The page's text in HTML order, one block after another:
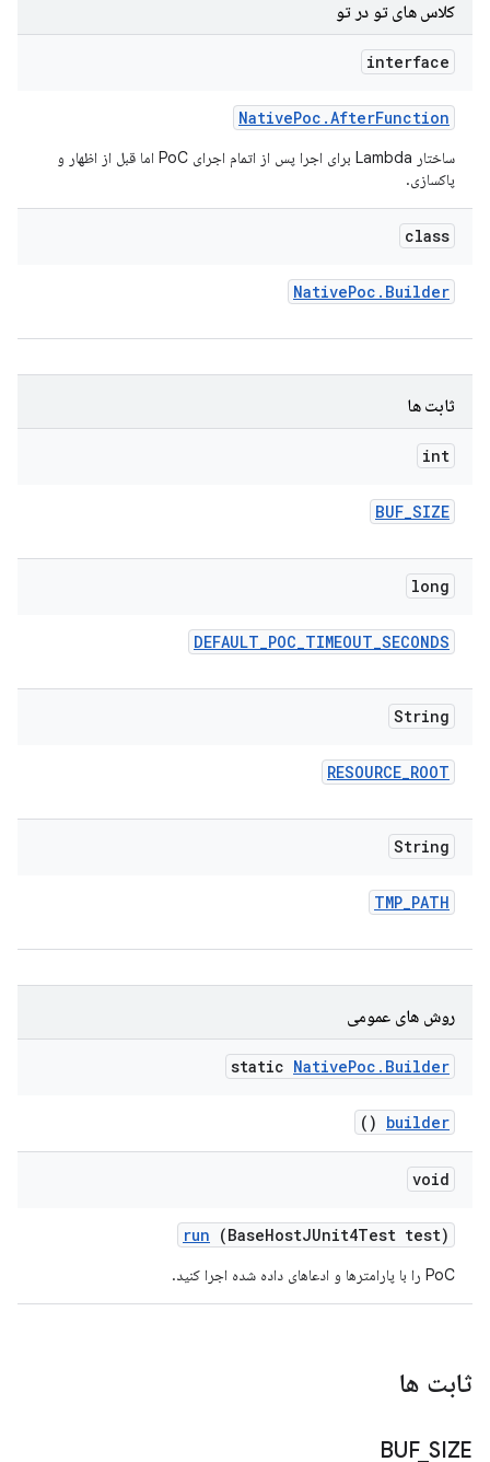
کلاس های تو در تو
interface
NativePoc .AfterFunction
ساختار Lambda برای اجرا پس از اتمام اجرای PoC اما قبل از اظهار و
پاکسازی.
class
NativePoc . Builder
ثابت ها
int
BUF_SIZE
long
DEFAULT_POC_TIMEOUT_SECONDS
String
RESOURCE_ROOT
String
TMP_PATH
روش های عمومی
static NativePoc . Builder
builder
()
void
run (BaseHostJUnit4Test test)
PoC را با پارامترها و ادعاهای داده شده اجرا کنید.
ثابت ها
BUF_ SIZE